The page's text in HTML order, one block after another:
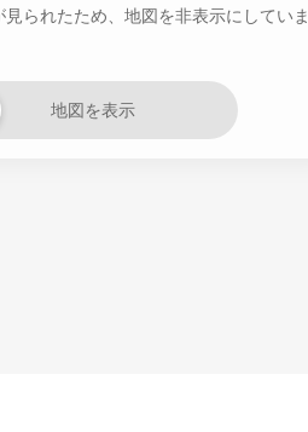
られたため、地図を非表示にしていま
地図を表示